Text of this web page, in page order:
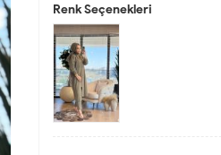
Renk Seçenekleri